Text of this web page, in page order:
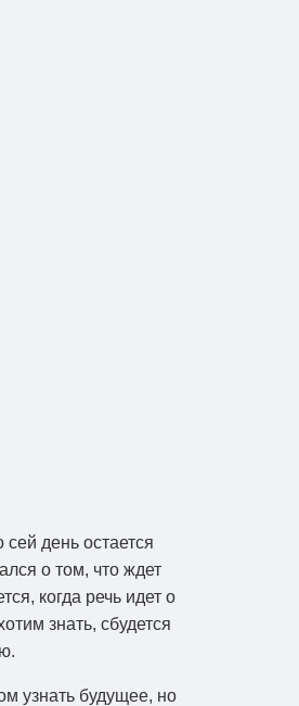
сей день остается
о том, что ждет
когда речь идет о
знать, сбудется
узнать будущее, но